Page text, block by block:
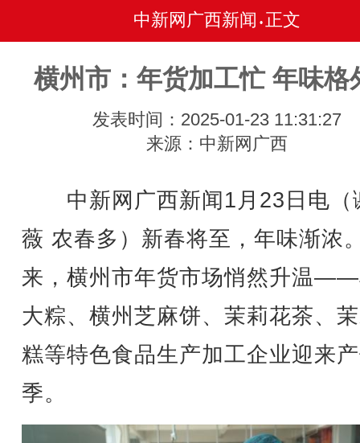
中新网广西新闻 • 正文
横州市：年货加工忙 年味格
发表时间：2025-01-23 11:31:27
来源：中新网广西
中新网广西新闻1月23日电（
薇 农春多）新春将至，年味渐浓
来，横州市年货市场悄然升温
大粽、横州芝麻饼、茉莉花茶、
糕等特色食品生产加工企业迎来
季。